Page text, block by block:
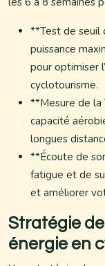
**Test de seuil
puissance
pour optimiser
cyclotourisme.
**Mesure de la
capacité
longues
**Écoute de
fatigue et de
et améliorer
Stratégie
énergie en